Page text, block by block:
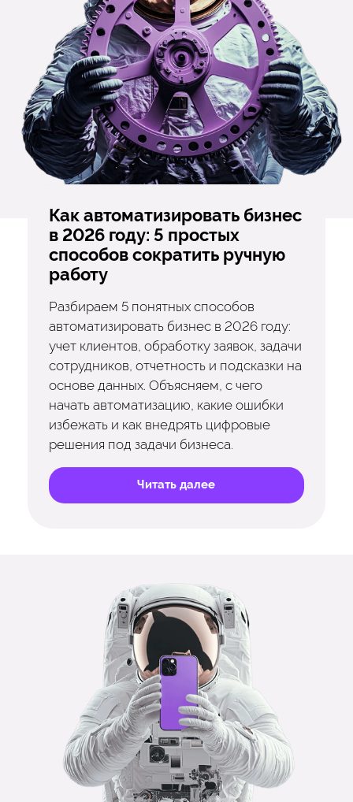
Как автоматизировать бизнес
в 2026 году: 5 простых
способов сократить ручную
работу
Разбираем 5 понятных способов
автоматизировать бизнес в 2026 году:
учет клиентов, обработку заявок, задачи
сотрудников, отчетность и подсказки на
основе данных. Объясняем, с чего
начать автоматизацию, какие ошибки
избежать и как внедрять цифровые
решения под задачи бизнеса.
Читать далее